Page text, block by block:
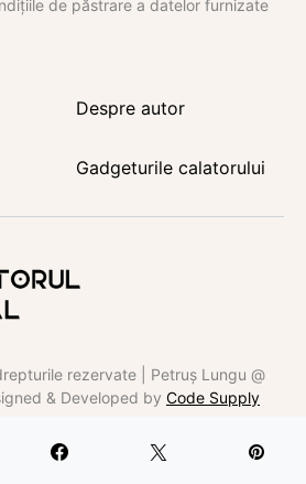
de păstrare a datelor furnizate
Despre autor
Gadgeturile calatorului
rezervate | Petruș Lungu @
& Developed by Code Supply